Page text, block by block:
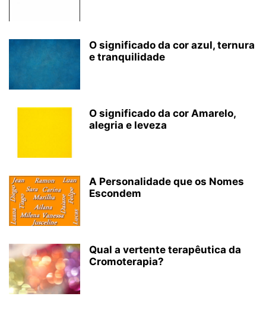
O significado da cor azul, ternura
e tranquilidade
O significado da cor Amarelo,
alegria e leveza
A Personalidade que os Nomes
Escondem
Qual a vertente terapêutica da
Cromoterapia?